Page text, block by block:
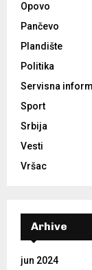
Opovo
Pančevo
Plandište
Politika
Servisna
Sport
Srbija
Vesti
Vršac
Arhive
jun 2024